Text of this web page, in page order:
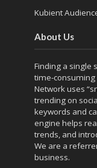
Kubient
About Us
Finding a single
time-consuming
Networkuses
trending on
keywords and
engine helps
trends, and
We are a
business.